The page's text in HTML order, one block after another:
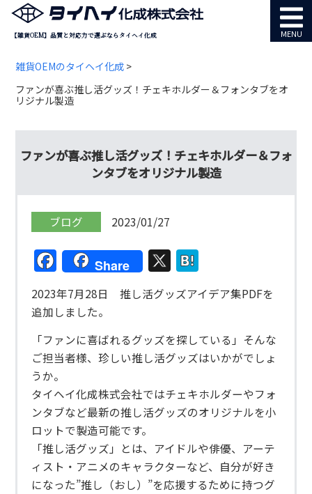
【雑貨OEM】品質と対応力で選ぶならタイヘイ化成
雑貨OEMのタイヘイ化成 >
ファンが喜ぶ推し活グッズ！チェキホルダー＆フォンタブをオ
リジナル製造
MENU
ファンが喜ぶ推し活グッズ！チェキホルダー＆フォ
ンタブをオリジナル製造
ブログ 2023/01/27
Facebook
Share X
2023年7月28日 推し活グッズアイデア集PDFを
追加しました。
「ファンに喜ばれるグッズを探している」そんな
ご担当者様、珍しい推し活グッズはいかがでしょ
うか。
タイヘイ化成株式会社ではチェキホルダーやフォ
ンタブなど最新の推し活グッズのオリジナルを小
ロットで製造可能です。
「推し活グッズ」とは、アイドルや俳優、アーテ
ィスト・アニメのキャラクターなど、自分が好き
になった”推し（おし）”を応援するために持つグ